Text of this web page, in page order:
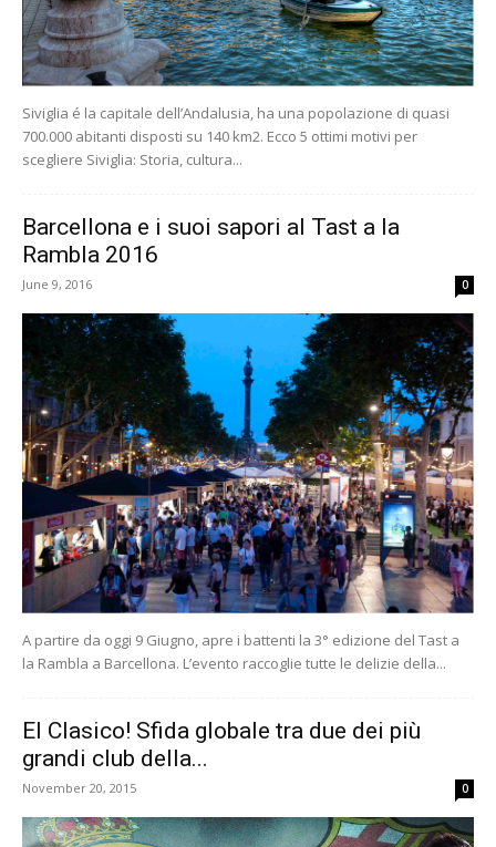
Siviglia é la capitale dell’Andalusia, ha una popolazione di quasi
700.000 abitanti disposti su 140 km2. Ecco 5 ottimi motivi per
scegliere Siviglia: Storia, cultura...
Barcellona e i suoi sapori al Tast a la
Rambla 2016
June 9, 2016 0
A partire da oggi 9 Giugno, apre i battenti la 3° edizione del Tast a
la Rambla a Barcellona. L’evento raccoglie tutte le delizie della...
El Clasico! Sfida globale tra due dei più
grandi club della...
November 20, 2015 0